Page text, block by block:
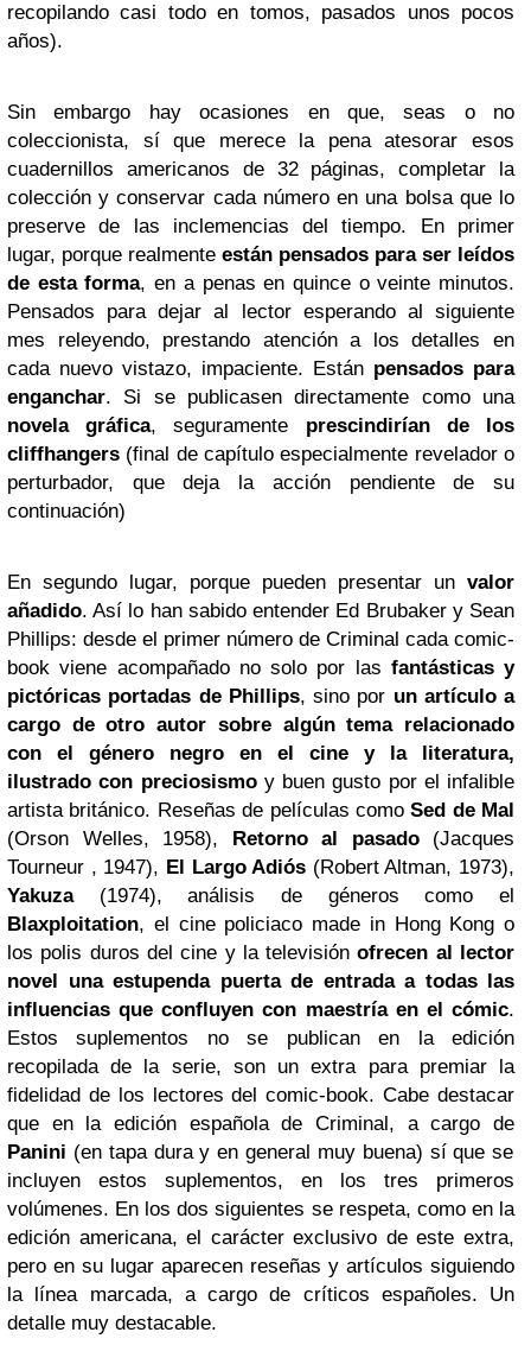
recopilando casi todo en tomos, pasados unos pocos
años).
Sin embargo hay ocasiones en que, seas o no
coleccionista, sí que merece la pena atesorar esos
cuadernillos americanos de 32 páginas, completar la
colección y conservar cada número en una bolsa que lo
preserve de las inclemencias del tiempo. En primer
lugar, porque realmente están pensados para ser leídos
de esta forma, en a penas en quince o veinte minutos.
Pensados para dejar al lector esperando al siguiente
mes releyendo, prestando atención a los detalles en
cada nuevo vistazo, impaciente. Están pensados para
enganchar. Si se publicasen directamente como una
novela gráfica, seguramente prescindirían de los
cliffhangers (final de capítulo especialmente revelador o
perturbador, que deja la acción pendiente de su
continuación)
En segundo lugar, porque pueden presentar un valor
añadido. Así lo han sabido entender Ed Brubaker y Sean
Phillips: desde el primer número de Criminal cada comic-
book viene acompañado no solo por las fantásticas y
pictóricas portadas de Phillips, sino por un artículo a
cargo de otro autor sobre algún tema relacionado
con el género negro en el cine y la literatura,
ilustrado con preciosismoy buen gusto por el infalible
artista británico. Reseñas de películas comoSed de Mal
(Orson Welles, 1958), Retorno al pasado(Jacques
Tourneur , 1947), El Largo Adiós (Robert Altman, 1973),
Yakuza(1974), análisis de géneros como el
Blaxploitation, el cine policiaco made in Hong Kong o
los polis duros del cine y la televisiónofrecen al lector
novel una estupenda puerta de entrada a todas las
influencias que confluyen con maestría en el cómic.
Estos suplementos no se publican en la edición
recopilada de la serie, son un extra para premiar la
fidelidad de los lectores del comic-book. Cabe destacar
que en la edición española de Criminal, a cargo de
Panini (en tapa dura y en general muy buena) sí que se
incluyen estos suplementos, en los tres primeros
volúmenes. En los dos siguientes se respeta, como en la
edición americana, el carácter exclusivo de este extra,
pero en su lugar aparecen reseñas y artículos siguiendo
la línea marcada, a cargo de críticos españoles. Un
detalle muy destacable.